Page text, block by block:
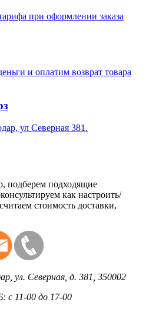
при оформлении заказа
и оплатим возврат товара
ул Северная 381.
подберем подходящие
как настроить/
стоимость доставки,
ул. Северная, д. 381 350002
с 11-00 до 17-00